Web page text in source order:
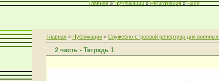
Главная » Публикации » Регистрация » Вход
Главная » Публикации » Служебно-строевой репертуар для военных
2 часть - Тетрадь 1